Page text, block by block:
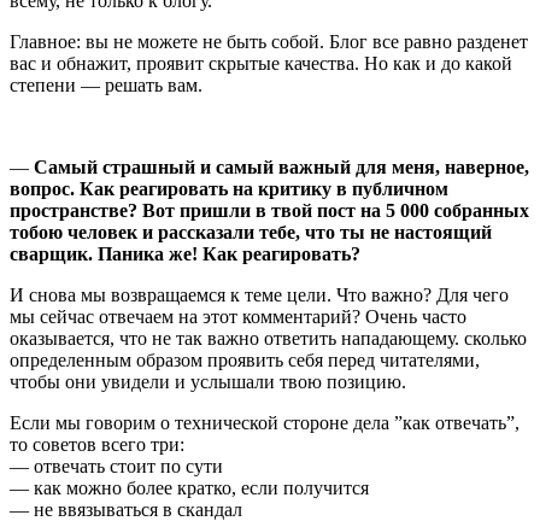
Главное: вы не можете не быть собой. Блог все равно разденет
вас и обнажит, проявит скрытые качества. Но как и до какой
степени — решать вам.
— Самый страшный и самый важный для меня, наверное,
вопрос. Как реагировать на критику в публичном
пространстве? Вот пришли в твой пост на 5 000 собранных
тобою человек и рассказали тебе, что ты не настоящий
сварщик. Паника же! Как реагировать?
И снова мы возвращаемся к теме цели. Что важно? Для чего
мы сейчас отвечаем на этот комментарий? Очень часто
оказывается, что не так важно ответить нападающему. сколько
определенным образом проявить себя перед читателями,
чтобы они увидели и услышали твою позицию.
Если мы говорим о технической стороне дела ”как отвечать”,
то советов всего три:
— отвечать стоит по сути
— как можно более кратко, если получится
— не ввязываться в скандал